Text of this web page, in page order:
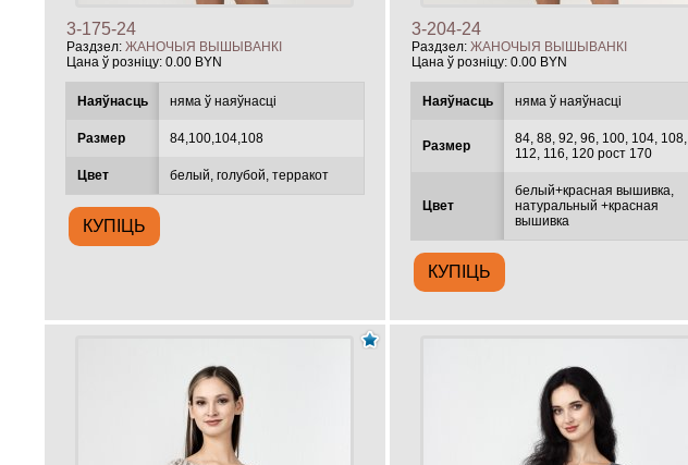
3-175-24
Раздзел: ЖАНОЧЫЯ ВЫШЫВАНКІ
Цана ў розніцу: 0.00 BYN
Наяўнасць няма ў наяўнасці
Размер 84,100,104,108
Цвет белый, голубой, терракот
3-204-24
Раздзел:ЖАНОЧЫЯ ВЫШЫВАНКІ
Цана ў розніцу:0.00 BYN
Наяўнасць няма ў наяўнасці
Размер
84, 88, 92, 96, 100, 104, 108,
112, 116, 120 рост 170
Цвет
белый+красная вышивка,
натуральный +красная
вышивка